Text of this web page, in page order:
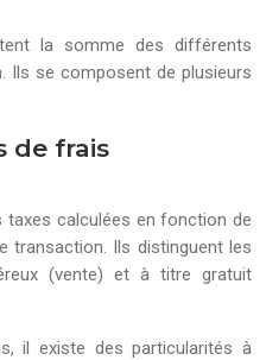
la somme des différents
Ils se composent de plusieurs
de frais
calculées en fonction de
transaction. Ils distinguent les
(vente) et à titre gratuit
il existe des particularités à